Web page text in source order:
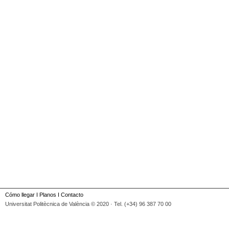
Cómo llegar I Planos I Contacto
Universitat Politècnica de València © 2020 · Tel. (+34) 96 387 70 00